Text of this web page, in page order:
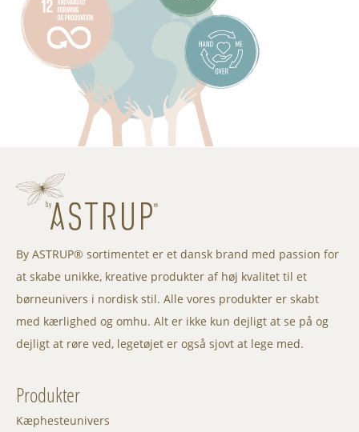
By ASTRUP® sortimentet er et dansk brand med passion for
at skabe unikke, kreative produkter af høj kvalitet til et
børneunivers i nordisk stil. Alle vores produkter er skabt
med kærlighed og omhu. Alt er ikke kun dejligt at se på og
dejligt at røre ved, legetøjet er også sjovt at lege med.
Produkter
Kæphesteunivers